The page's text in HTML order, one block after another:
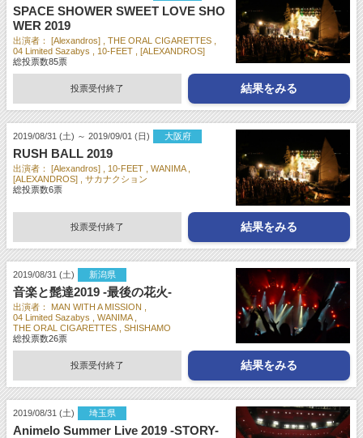
SPACE SHOWER SWEET LOVE SHO
WER 2019
出演者： [Alexandros]
THE ORAL CIGARETTES
04 Limited Sazabys
10-FEET
[ALEXANDROS]
総投票数85票
投票受付終了 結果をみる
2019/08/31 (土) ～ 2019/09/01 (日) 大阪府
RUSH BALL 2019
出演者： [Alexandros] 10-FEET
WANIMA
[ALEXANDROS]
サカナクション
総投票数6票
投票受付終了 結果をみる
2019/08/31 (土) 新潟県
音楽と髭達2019 -最後の花火-
出演者：
MAN WITH A MISSION
04 Limited Sazabys
WANIMA
THE ORAL CIGARETTES
SHISHAMO
総投票数26票
投票受付終了 結果をみる
2019/08/31 (土) 埼玉県
Animelo Summer Live 2019 -STORY-